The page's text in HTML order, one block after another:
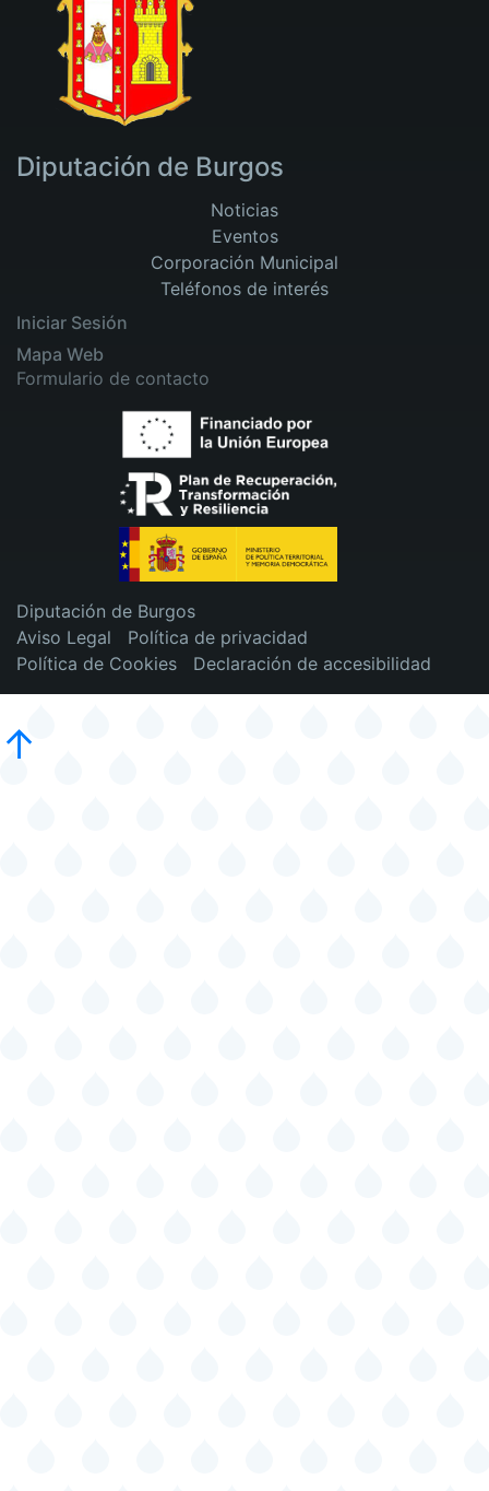
Diputación de Burgos
Noticias
Eventos
Corporación Municipal
Teléfonos de interés
Iniciar Sesión
Mapa Web
Formulario de contacto
Diputación de Burgos
Aviso Legal
Política de privacidad
Política de Cookies
Declaración de accesibilidad
↑